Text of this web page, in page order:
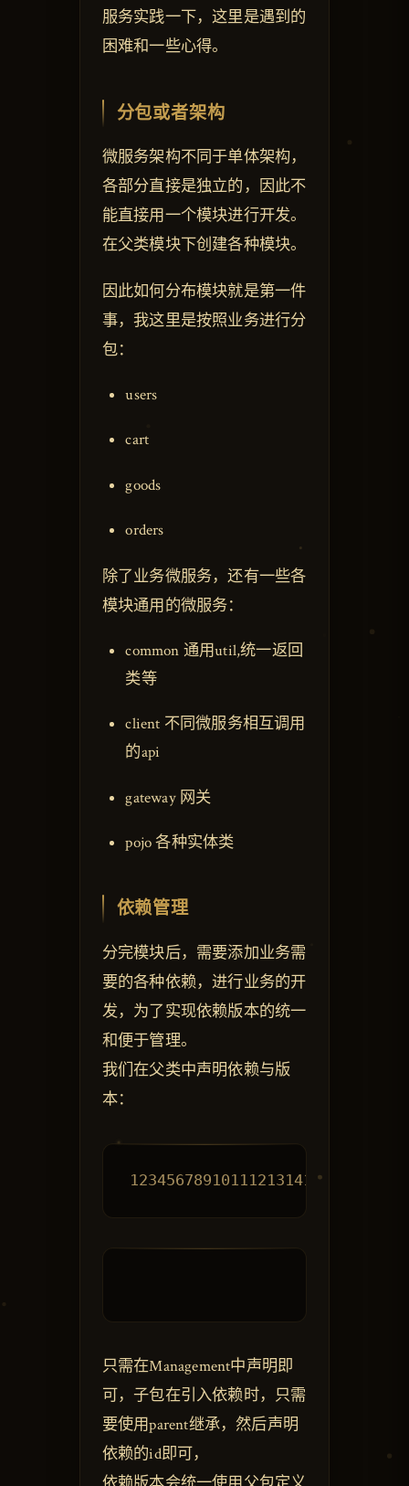
服务实践一下，这里是遇到的
困难和一些心得。
分包或者架构
微服务架构不同于单体架构，
各部分直接是独立的，因此不
能直接用一个模块进行开发。
在父类模块下创建各种模块。
因此如何分布模块就是第一件
事，我这里是按照业务进行分
包：
users
cart
goods
orders
除了业务微服务，还有一些各
模块通用的微服务：
common 通用util,统一返回
类等
client 不同微服务相互调用
的api
gateway 网关
pojo 各种实体类
依赖管理
分完模块后，需要添加业务需
要的各种依赖，进行业务的开
发，为了实现依赖版本的统一
和便于管理。
我们在父类中声明依赖与版
本：
只需在Management中声明即
可，子包在引入依赖时，只需
要使用parent继承，然后声明
依赖的id即可，